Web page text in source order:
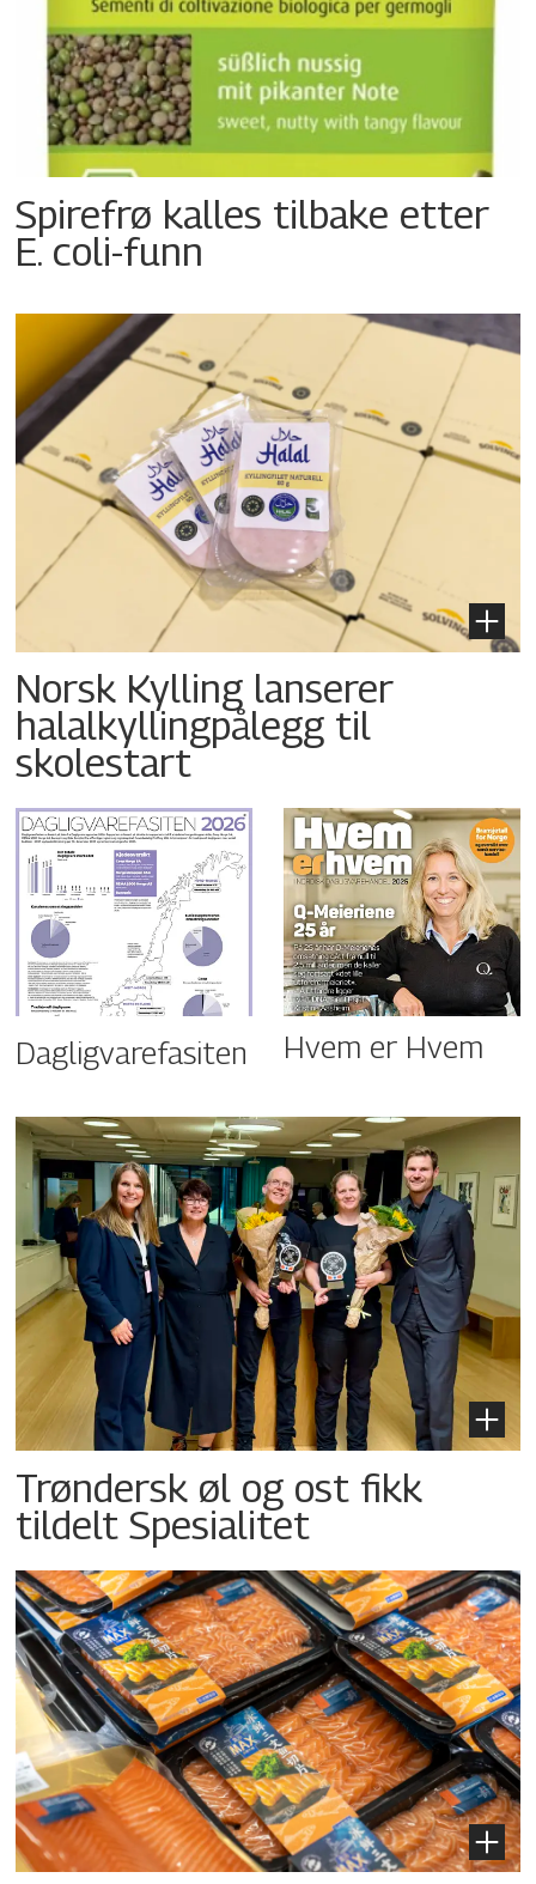
Spirefrø kalles tilbake etter
E. coli-funn
Norsk Kylling lanserer
halalkyllingpålegg til
skolestart
Dagligvarefasiten Hvem er Hvem
Trøndersk øl og ost fikk
tildelt Spesialitet